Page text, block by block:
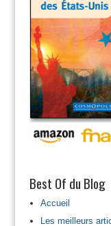
Best Of du Blog
Accueil
Les meilleurs